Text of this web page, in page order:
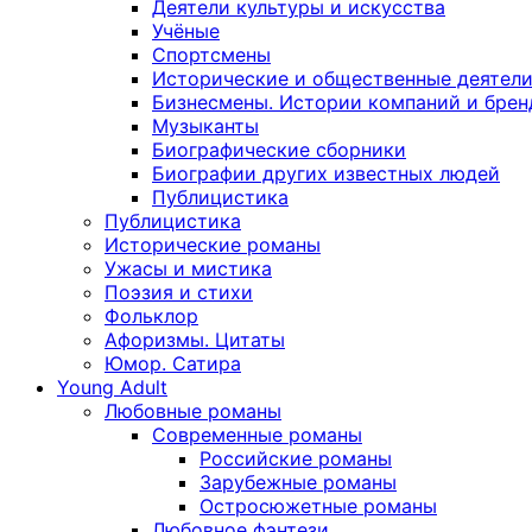
Деятели культуры и искусства
Учёные
Спортсмены
Исторические и общественные деятели
Бизнесмены. Истории компаний и
Музыканты
Биографические сборники
Биографии других известных людей
Публицистика
Публицистика
Исторические романы
Ужасы и мистика
Поэзия и стихи
Фольклор
Афоризмы. Цитаты
Юмор. Сатира
Young Adult
Любовные романы
Современные романы
Российские романы
Зарубежные романы
Остросюжетные романы